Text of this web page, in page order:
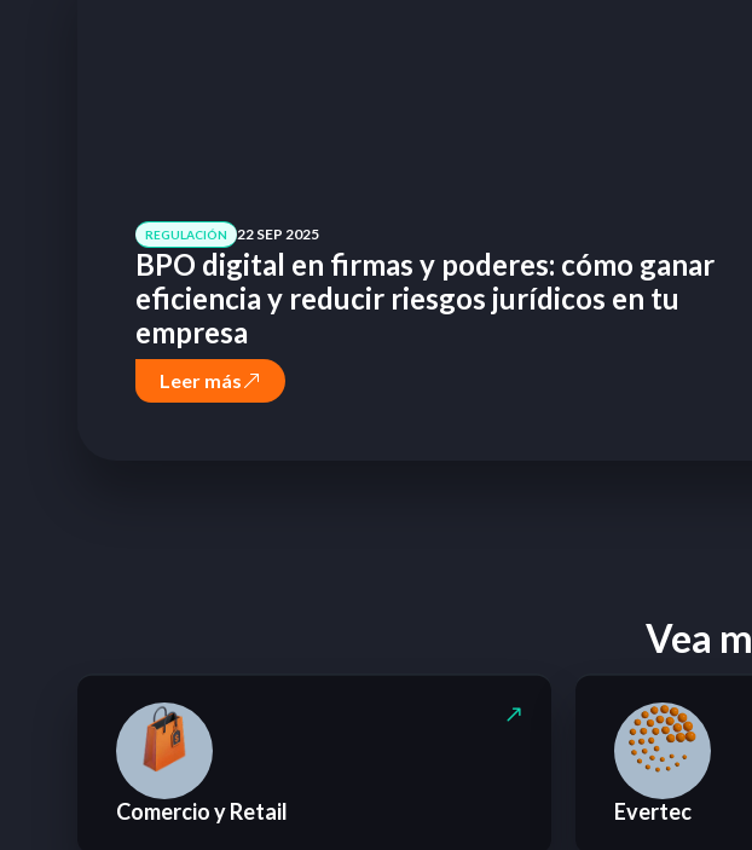
REGULACIÓN 22 SEP 2025
BPO digital en firmas y poderes: cómo ganar
eficiencia y reducir riesgos jurídicos en tu
empresa
Leer más
Vea
Comercio y Retail Evertec